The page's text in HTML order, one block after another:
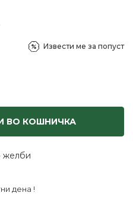
Извести ме за попуст
ВО КОШНИЧКА
желби
дена !